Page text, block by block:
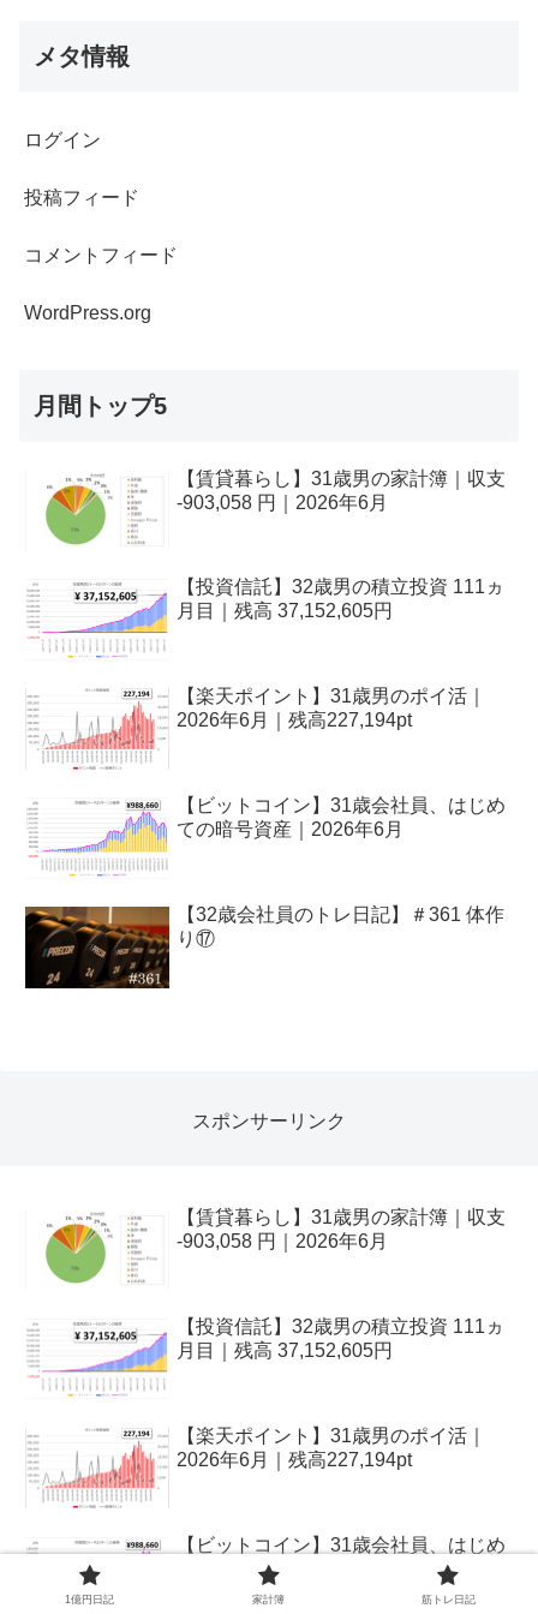
メタ情報
ログイン
投稿フィード
コメントフィード
WordPress.org
月間トップ5
【賃貸暮らし】31歳男の家計簿｜収支
-903,058 円｜2026年6月
【投資信託】32歳男の積立投資 111ヵ
月目｜残高 37,152,605円
【楽天ポイント】31歳男のポイ活｜
2026年6月｜残高227,194pt
【ビットコイン】31歳会社員、はじめ
ての暗号資産｜2026年6月
【32歳会社員のトレ日記】＃361 体作
り⑰
スポンサーリンク
【賃貸暮らし】31歳男の家計簿｜収支
-903,058 円｜2026年6月
【投資信託】32歳男の積立投資 111ヵ
月目｜残高 37,152,605円
【楽天ポイント】31歳男のポイ活｜
2026年6月｜残高227,194pt
【ビットコイン】31歳会社員、はじめ
ての暗号資産｜2026年6月
1億円日記 家計簿 筋トレ日記